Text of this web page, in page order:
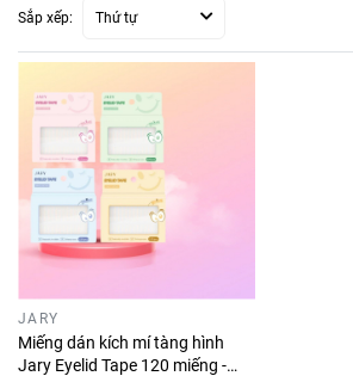
Sắp xếp: Thứ tự
JARY
Miếng dán kích mí tàng hình
Jary Eyelid Tape 120 miếng -